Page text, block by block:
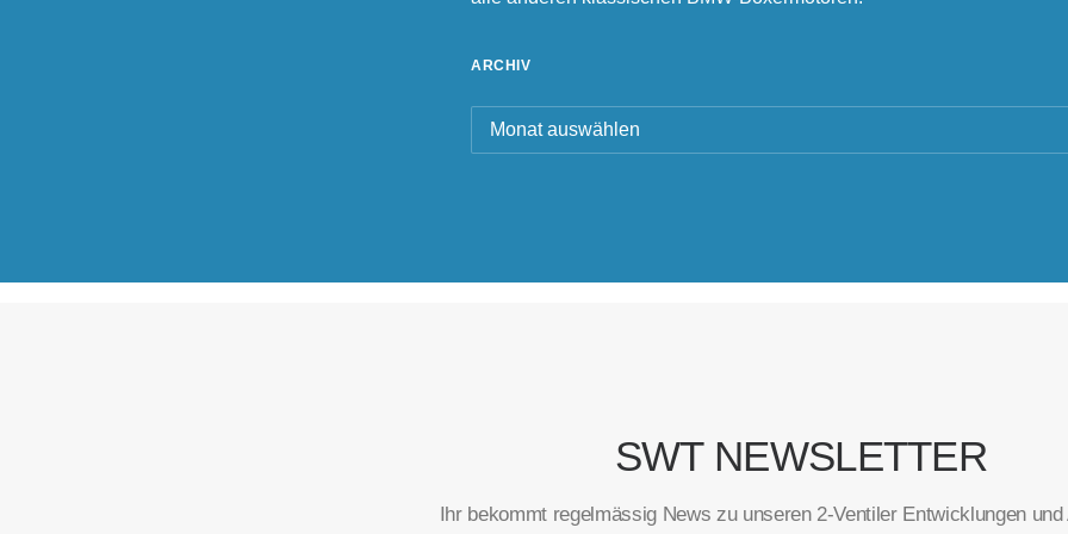
ARCHIV
Archiv
SWT NEWSLETTER
Ihr bekommt regelmässig News zu unseren 2-Ventiler Entwicklungen und